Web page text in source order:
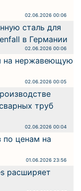
02.06.2026 00:06
сталь для
в Германии
02.06.2026 00:06
на нержавеющую
02.06.2026 00:05
труб
02.06.2026 00:04
по ценам на
01.06.2026 23:56
расширяет